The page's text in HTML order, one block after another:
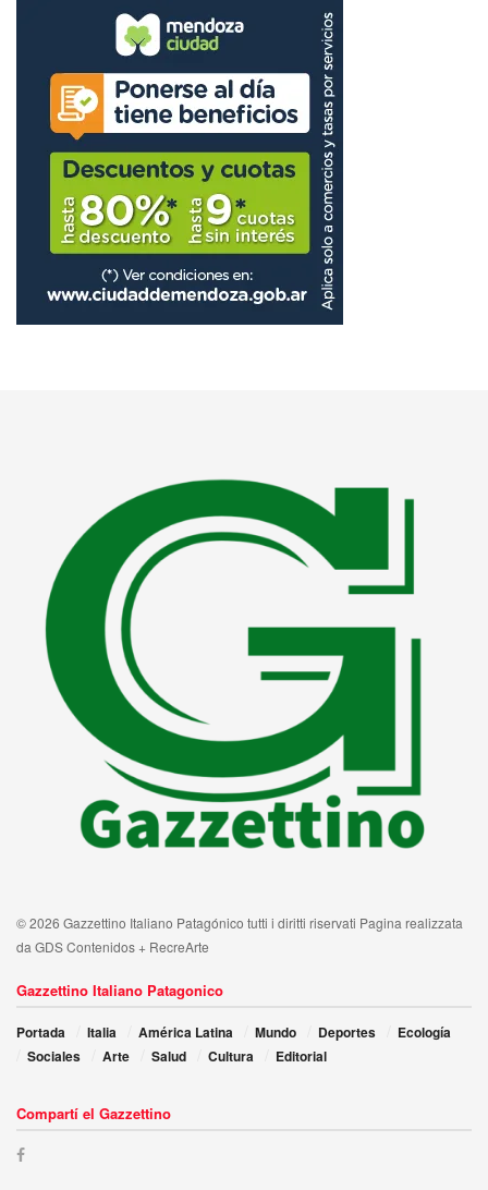
© 2026 Gazzettino Italiano Patagónico tutti i diritti riservati Pagina realizzata
da GDS Contenidos + RecreArte
Gazzettino Italiano Patagonico
Portada Italia América Latina Mundo Deportes
Ecología
Sociales
Arte Salud Cultura Editorial
Compartí el Gazzettino